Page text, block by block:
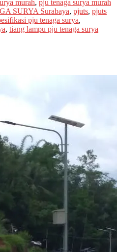
murah, pju tenaga surya murah
SURYA Surabaya, pjuts, pjuts
pju tenaga surya,
, tiang lampu pju tenaga surya